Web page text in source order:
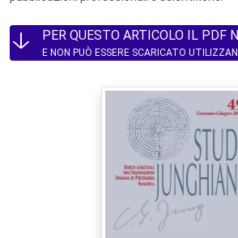
PER QUESTO ARTICOLO IL PDF
E NON PUÒ ESSERE SCARICATO